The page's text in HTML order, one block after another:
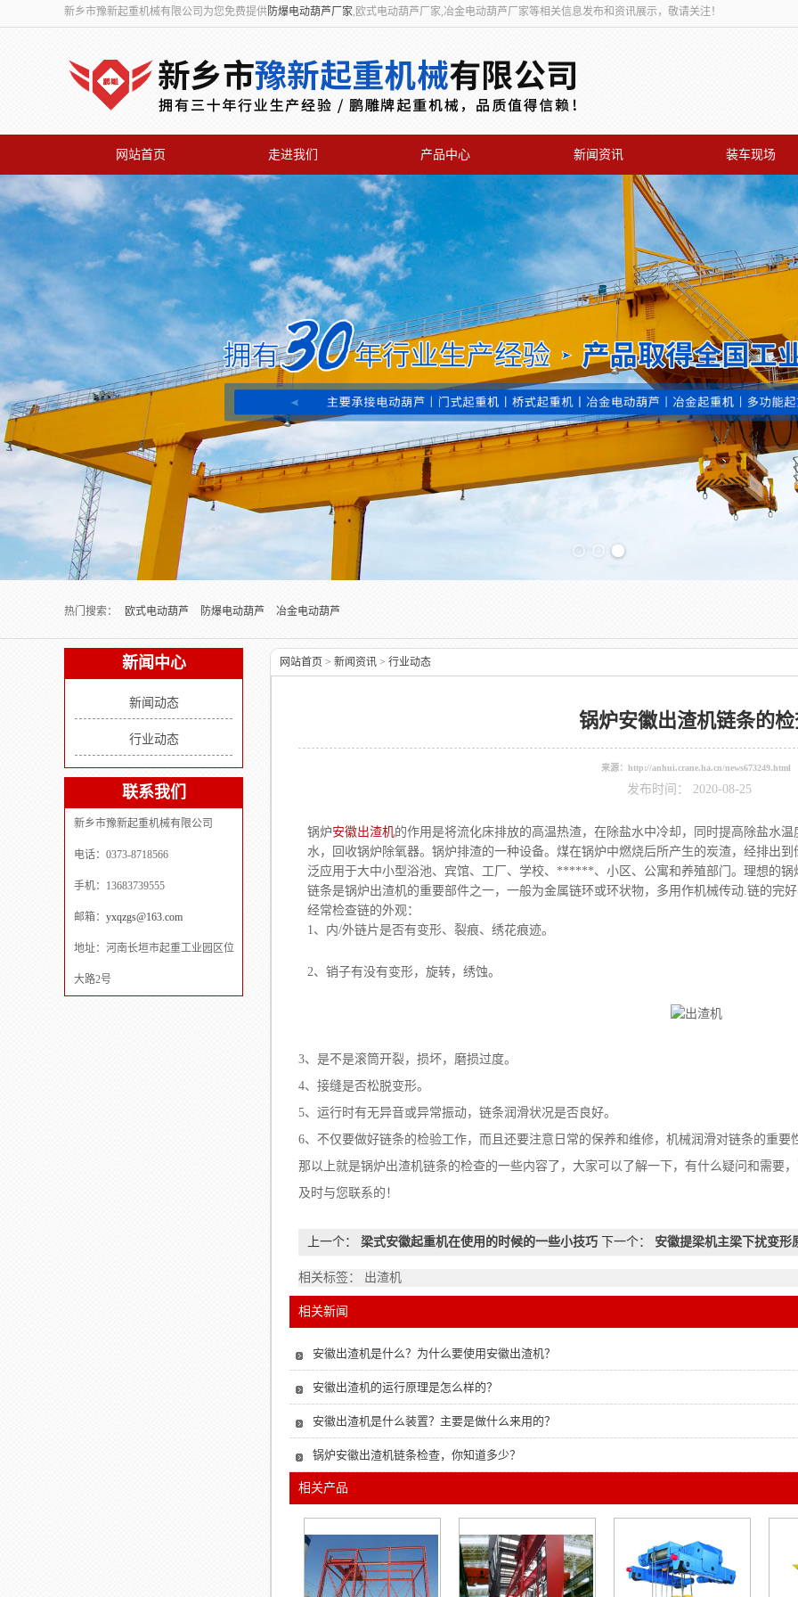
新乡市豫新起重机械有限公司为您免费提供防爆电动葫芦厂家,欧式电动葫芦厂家,冶金电动葫芦厂家等相关信息发布和资讯展示，敬请关注！
网站首页 走进我们 产品中心 新闻资讯 装车现场
联系我们
热门搜索：
欧式电动葫芦 防爆电动葫芦 冶金电动葫芦
新闻中心
新闻动态
行业动态
联系我们
新乡市豫新起重机械有限公司
电话：0373-8718566
手机：13683739555
邮箱： yxqzgs@163.com
地址：河南长垣市起重工业园区位
大路2号
网站首页 > 新闻资讯 > 行业动态
锅炉安徽出渣机链条的
来源： http://anhui.crane.ha.cn/news673249.html
发布时间： 2020-08-25
锅炉安徽出渣机的作用是将流化床排放的高温热渣，在除盐水中冷却，同时提高除盐水
水，回收锅炉除氧器。锅炉排渣的一种设备。煤在锅炉中燃烧后所产生的炭渣，经排出
泛应用于大中小型浴池、宾馆、工厂、学校、******、小区、公寓和养殖部门。理想的锅
链条是锅炉出渣机的重要部件之一，一般为金属链环或环状物，多用作机械传动.链的完
经常检查链的外观：
1、内/外链片是否有变形、裂痕、绣花痕迹。
2、销子有没有变形，旋转，绣蚀。
3、是不是滚筒开裂，损坏，磨损过度。
4、接缝是否松脱变形。
5、运行时有无异音或异常振动，链条润滑状况是否良好。
6、不仅要做好链条的检验工作，而且还要注意日常的保养和维修，机械润滑对链条的重要
那以上就是锅炉出渣机链条的检查的一些内容了，大家可以了解一下，有什么疑问和需要
及时与您联系的！
上一个： 梁式安徽起重机在使用的时候的一些小技巧 下一个： 安徽提梁机主梁下扰变形
相关标签： 出渣机
相关新闻
安徽出渣机是什么？为什么要使用安徽出渣机？
安徽出渣机的运行原理是怎么样的？
安徽出渣机是什么装置？主要是做什么来用的？
锅炉安徽出渣机链条检查，你知道多少？
相关产品